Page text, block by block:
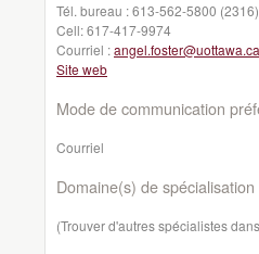
Tél. bureau :613-562-5800 (2316)
Cell:617-417-9974
Courriel :angel.foster@uottawa.ca
Site web
Mode de communication
Courriel
Domaine(s) de spécialisation
(Trouver d'autres spécialistes